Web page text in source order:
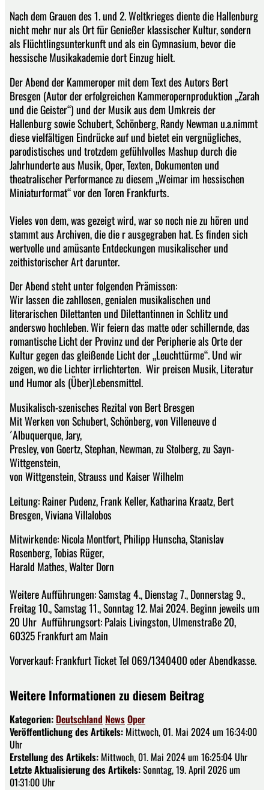
Nach dem Grauen des 1. und 2. Weltkrieges diente die Hallenburg
nicht mehr nur als Ort für Genießer klassischer Kultur, sondern
als Flüchtlingsunterkunft und als ein Gymnasium, bevor die
hessische Musikakademie dort Einzug hielt.
Der Abend der Kammeroper mit dem Text des Autors Bert
Bresgen (Autor der erfolgreichen Kammeropernproduktion „Zarah
und die Geister“) und der Musik aus dem Umkreis der
Hallenburg sowie Schubert, Schönberg, Randy Newman u.a.nimmt
diese vielfältigen Eindrücke auf und bietet ein vergnügliches,
parodistisches und trotzdem gefühlvolles Mashup durch die
Jahrhunderte aus Musik, Oper, Texten, Dokumenten und
theatralischer Performance zu diesem „Weimar im hessischen
Miniaturformat“ vor den Toren Frankfurts.
Vieles von dem, was gezeigt wird, war so noch nie zu hören und
stammt aus Archiven, die die r ausgegraben hat. Es finden sich
wertvolle und amüsante Entdeckungen musikalischer und
zeithistorischer Art darunter.
Der Abend steht unter folgenden Prämissen:
Wir lassen die zahllosen, genialen musikalischen und
literarischen Dilettanten und Dilettantinnen in Schlitz und
anderswo hochleben. Wir feiern das matte oder schillernde, das
romantische Licht der Provinz und der Peripherie als Orte der
Kultur gegen das gleißende Licht der „Leuchttürme“. Und wir
zeigen, wo die Lichter irrlichterten. Wir preisen Musik, Literatur
und Humor als (Über)Lebensmittel.
Musikalisch-szenisches Rezital von Bert Bresgen
Mit Werken von Schubert, Schönberg, von Villeneuve d
´Albuquerque, Jary,
Presley, von Goertz, Stephan, Newman, zu Stolberg, zu Sayn-
Wittgenstein,
von Wittgenstein, Strauss und Kaiser Wilhelm
Leitung: Rainer Pudenz, Frank Keller, Katharina Kraatz, Bert
Bresgen, Viviana Villalobos
Mitwirkende: Nicola Montfort, Philipp Hunscha, Stanislav
Rosenberg, Tobias Rüger,
Harald Mathes, Walter Dorn
Weitere Aufführungen: Samstag 4., Dienstag 7., Donnerstag 9.,
Freitag 10., Samstag 11., Sonntag 12. Mai 2024. Beginn jeweils um
20 Uhr Aufführungsort: Palais Livingston, Ulmenstraße 20,
60325 Frankfurt am Main
Vorverkauf: Frankfurt Ticket Tel 069/1340400 oder Abendkasse.
Weitere Informationen zu diesem Beitrag
Kategorien: Deutschland NewsOper
Veröffentlichung des Artikels: Mittwoch, 01. Mai 2024 um 16:34:00
Uhr
Erstellung des Artikels: Mittwoch, 01. Mai 2024 um 16:25:04 Uhr
Letzte Aktualisierung des Artikels:Sonntag, 19. April 2026 um
01:31:00 Uhr